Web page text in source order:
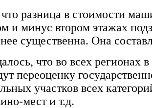
разница в стоимости
и минус втором этажах
существенна. Она
что во всех регионах
переоценку
участков всех
мест и т.д.